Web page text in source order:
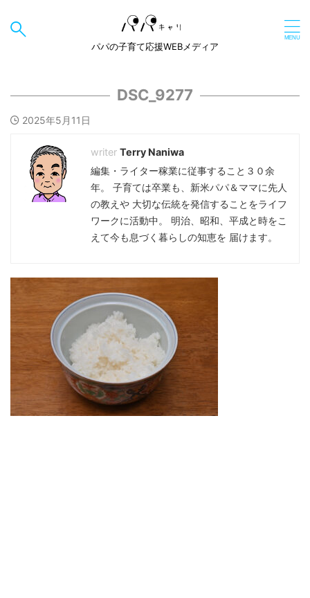
パパの子育て応援WEBメディア
DSC_9277
2025年5月11日
Terry Naniwa
編集・ライター稼業に従事すること３０余
年。 子育ては卒業も、新米パパ＆ママに先人
の教えや 大切な伝統を発信することをライフ
ワークに活動中。 明治、昭和、平成と時をこ
えて今も息づく暮らしの知恵を 届けます。